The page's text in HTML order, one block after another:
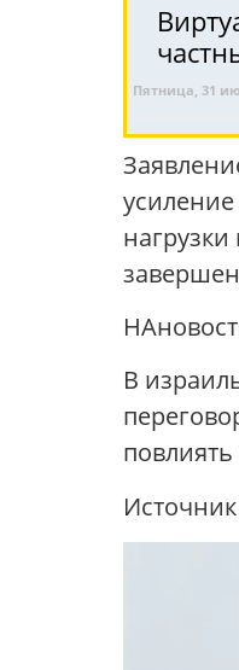
Пятница, 31
В